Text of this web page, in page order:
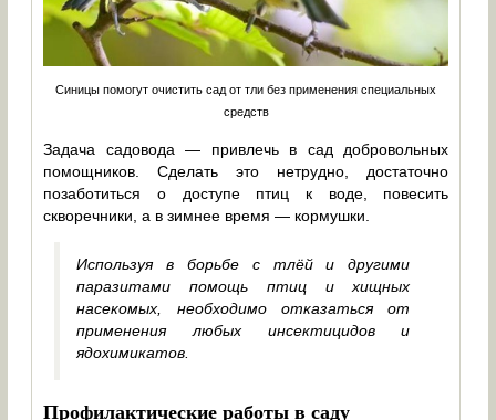
Синицы помогут очистить сад от тли без применения специальных
средств
Задача садовода — привлечь в сад добровольных
помощников. Сделать это нетрудно, достаточно
позаботиться о доступе птиц к воде, повесить
скворечники, а в зимнее время — кормушки.
Используя в борьбе с тлёй и другими
паразитами помощь птиц и хищных
насекомых, необходимо отказаться от
применения любых инсектицидов и
ядохимикатов.
Профилактические работы в саду